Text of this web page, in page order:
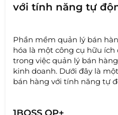
với tính năng tự
Phần mềm quản lý bán
hóa là một công cụ hữu
trong việc quản lý bán
kinh doanh. Dưới đây là
bán hàng với tính năng tự